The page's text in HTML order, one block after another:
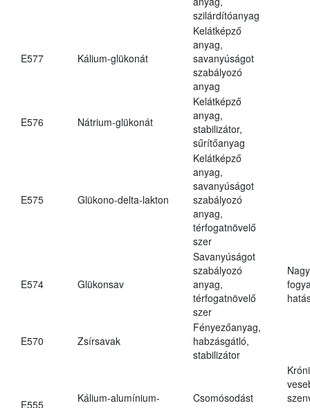
szilárdítóanyag
E577 Kálium-glükonát
Kelátképző
anyag,
savanyúságot
szabályozó
anyag
E576 Nátrium-glükonát
Kelátképző
anyag,
stabilizátor,
sűrítőanyag
E575 Glükono-delta-lakton
Kelátképző
anyag,
savanyúságot
szabályozó
anyag,
térfogatnövelő
szer
E574 Glükonsav
Savanyúságot
szabályozó
anyag,
térfogatnövelő
szer
E570 Zsírsavak
Fényezőanyag,
habzásgátló,
stabilizátor
E555
Kálium-alumínium-
Csomósodást